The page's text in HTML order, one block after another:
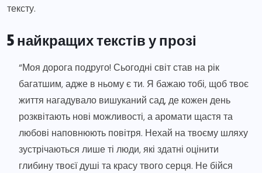
тексту.
5 найкращих текстів у прозі
“Моя дорога подруго! Сьогодні світ став на рік
багатшим, адже в ньому є ти. Я бажаю тобі, щоб твоє
життя нагадувало вишуканий сад, де кожен день
розквітають нові можливості, а аромати щастя та
любові наповнюють повітря. Нехай на твоєму шляху
зустрічаються лише ті люди, які здатні оцінити
глибину твоєї душі та красу твого серця. Не бійся